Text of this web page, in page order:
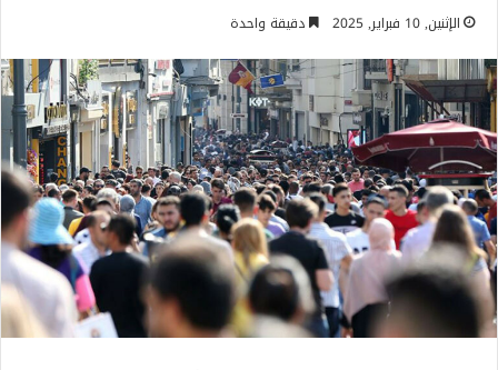
الإثنين, 10 فبراير, 2025 دقيقة واحدة